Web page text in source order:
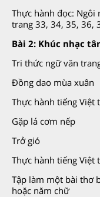
Thực hành đọc: Ngôi
trang 33, 34, 35, 36,
Bài 2: Khúc nhạc
Tri thức ngữ văn
Đồng dao mùa xuân
Thực hành tiếng Việt
Gặp lá cơm nếp
Trở gió
Thực hành tiếng Việt
Tập làm một bài thơ
hoặc năm chữ